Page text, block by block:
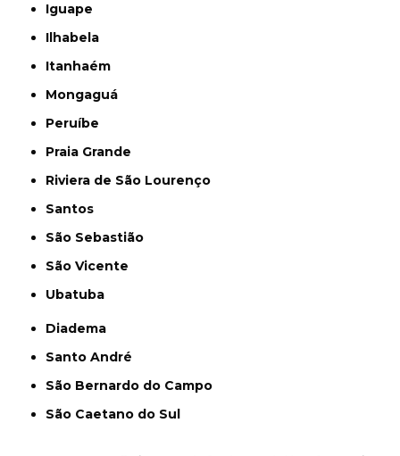
Iguape
Ilhabela
Itanhaém
Mongaguá
Peruíbe
Praia Grande
Riviera de São Lourenço
Santos
São Sebastião
São Vicente
Ubatuba
Diadema
Santo André
São Bernardo do Campo
São Caetano do Sul